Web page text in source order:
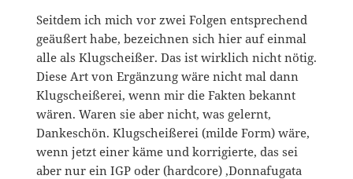
Seitdem ich mich vor zwei Folgen entsprechend
geäußert habe, bezeichnen sich hier auf einmal
alle als Klugscheißer. Das ist wirklich nicht nötig.
Diese Art von Ergänzung wäre nicht mal dann
Klugscheißerei, wenn mir die Fakten bekannt
wären. Waren sie aber nicht, was gelernt,
Dankeschön. Klugscheißerei (milde Form) wäre,
wenn jetzt einer käme und korrigierte, das sei
aber nur ein IGP oder (hardcore) ‚Donnafugata